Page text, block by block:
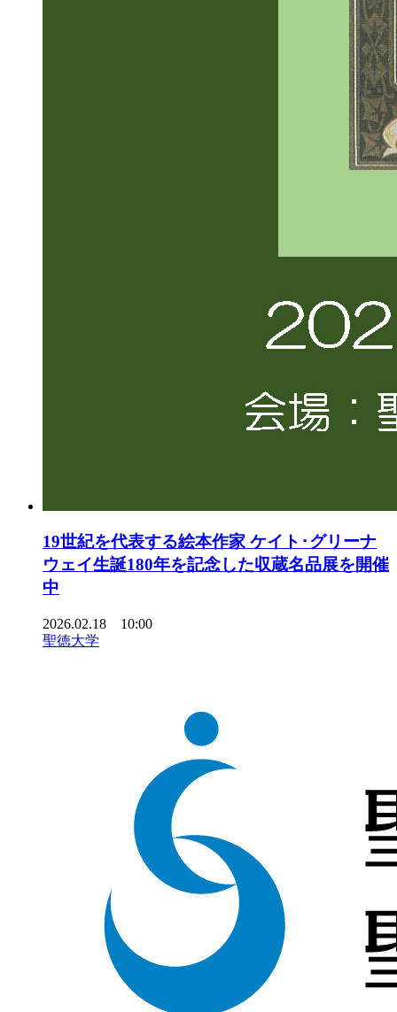
19世紀を代表する絵本作家 ケイト･グリーナ
ウェイ生誕180年を記念した収蔵名品展を開催
中
2026.02.18 10:00
聖徳大学